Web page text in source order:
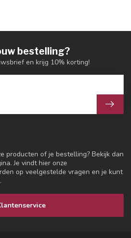
producten of je bestelling? Bekijk dan
Je vindt hier onze
op veelgestelde vragen en je kunt
bestelling?
en krijg 10% korting!